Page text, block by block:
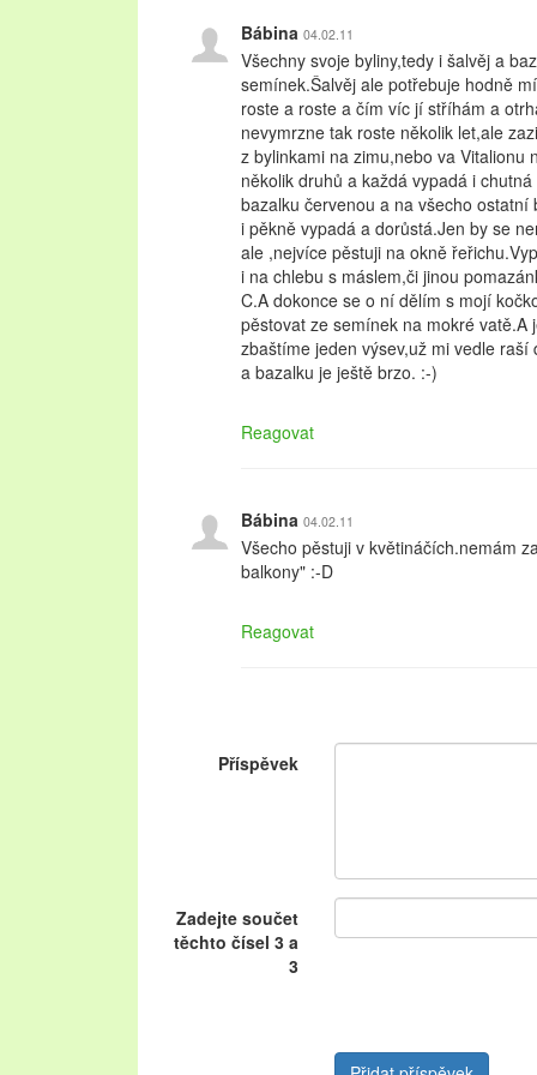
Bábina 04.02.11
Všechny svoje byliny,tedy i šalvěj a
semínek.Šalvěj ale potřebuje hodně
roste a roste a čím víc jí stříhám a
nevymrzne tak roste několik let,ale
z bylinkami na zimu,nebo va Vitalionu
několik druhů a každá vypadá i
bazalku červenou a na všecho
i pěkně vypadá a dorůstá.Jen by se
ale ,nejvíce pěstuji na okně
i na chlebu s máslem,či jinou
C.A dokonce se o ní dělím s mojí
pěstovat ze semínek na mokré vatě.A
zbaštíme jeden výsev,už mi vedle
a bazalku je ještě brzo. :-)
Reagovat
Bábina 04.02.11
Všecho pěstuji v květináčích.nemám
balkony" :-D
Reagovat
Příspěvek
Zadejte součet
těchto čísel 3 a
3